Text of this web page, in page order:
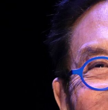
sotilastukikohdassa.